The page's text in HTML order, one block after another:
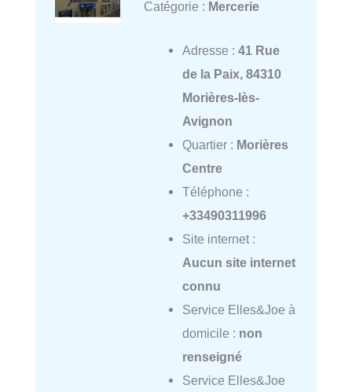
Catégorie : Mercerie
Adresse : 41 Rue
de la Paix, 84310
Morières-lès-
Avignon
Quartier : Morières
Centre
Téléphone :
+33490311996
Site internet :
Aucun site internet
connu
Service Elles&Joe à
domicile : non
renseigné
Service Elles&Joe